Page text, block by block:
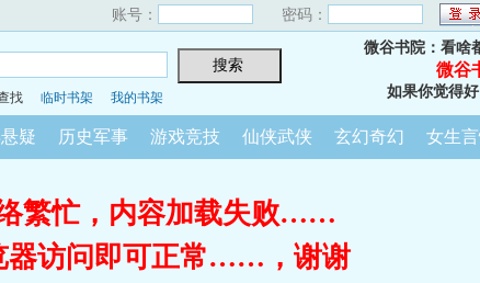
账号： 密码：
找 临时书架 我的书架
微谷书院：看啥
微谷
如果你觉得
疑 历史军事 游戏竞技 仙侠武侠 玄幻奇幻 女生
繁忙，内容加载失败……
器访问即可正常……，谢谢